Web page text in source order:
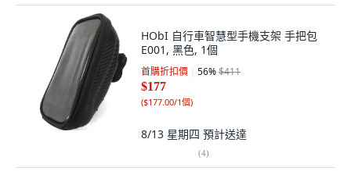
HObI 自行車智慧型手機支架 手把包
E001, 黑色, 1個
首購折扣價 56%$411
$177
($177.00/1個)
8/13 星期四 預計送達
(4)